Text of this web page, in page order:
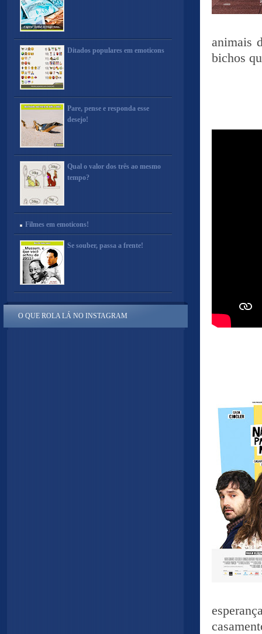
animais
bichos
Ditados populares em emoticons
Pare, pense e responda esse
desejo!
Qual o valor dos três ao mesmo
tempo?
Filmes em emoticons!
Se souber, passa a frente!
O QUE ROLA LÁ NO INSTAGRAM